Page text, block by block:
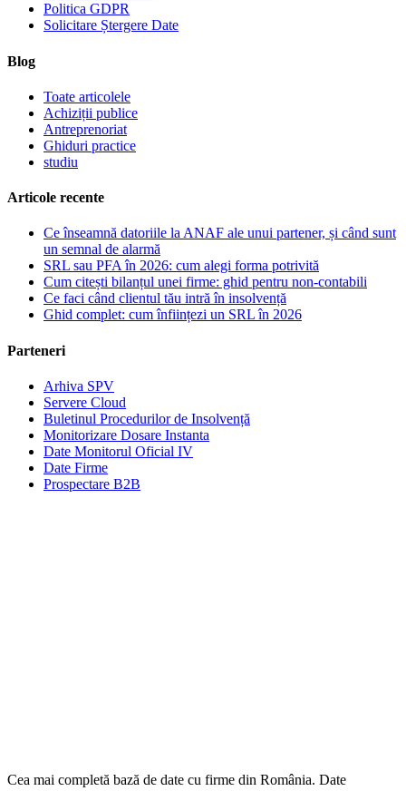
Politica GDPR
Solicitare Ștergere Date
Blog
Toate articolele
Achiziții publice
Antreprenoriat
Ghiduri practice
studiu
Articole recente
Ce înseamnă datoriile la ANAF ale unui partener, și când sunt
un semnal de alarmă
SRL sau PFA în 2026: cum alegi forma potrivită
Cum citești bilanțul unei firme: ghid pentru non-contabili
Ce faci când clientul tău intră în insolvență
Ghid complet: cum înființezi un SRL în 2026
Parteneri
Arhiva SPV
Servere Cloud
Buletinul Procedurilor de Insolvență
Monitorizare Dosare Instanta
Date Monitorul Oficial IV
Date Firme
Prospectare B2B
Cea mai completă bază de date cu firme din România. Date